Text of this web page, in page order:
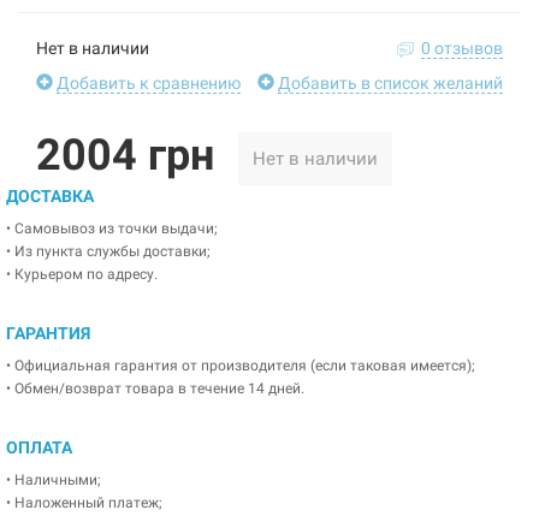
Нет в наличии
0 отзывов
Добавить к сравнению
Добавить в список желаний
2004 грн Нет в наличии
ДОСТАВКА
• Самовывоз из точки выдачи;
• Из пункта службы доставки;
• Курьером по адресу.
ГАРАНТИЯ
• Официальная гарантия от производителя (если таковая имеется);
• Обмен/возврат товара в течение 14 дней.
ОПЛАТА
• Наличными;
• Наложенный платеж;